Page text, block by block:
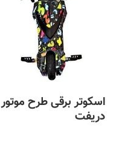
اسکوتر برقی طرح موتور
دریفت